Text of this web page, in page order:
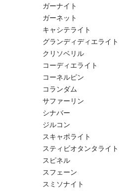
ガーナイト
ガーネット
キャシテライト
グランディディエライト
クリソベリル
コーディエライト
コーネルピン
コランダム
サファーリン
シナバー
ジルコン
スキャポライト
スティビオタンタライト
スピネル
スフェーン
スミソナイト